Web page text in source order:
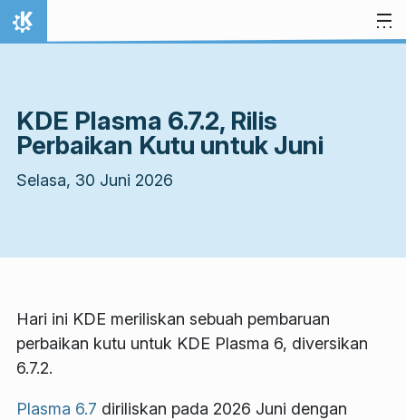
Lewati ke konten
Beranda
KDE Plasma 6.7.2, Rilis
Perbaikan Kutu untuk Juni
Selasa, 30 Juni 2026
Hari ini KDE meriliskan sebuah pembaruan
perbaikan kutu untuk KDE Plasma 6, diversikan
6.7.2.
Plasma 6.7 diriliskan pada 2026 Juni dengan